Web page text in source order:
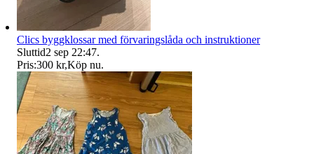
Clics byggklossar med förvaringslåda och instruktioner
Sluttid2 sep 22:47.
Pris:300 kr,Köp nu.